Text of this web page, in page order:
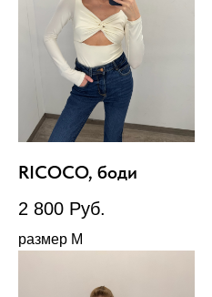
RICOCO, боди
2 800 Руб.
размер М